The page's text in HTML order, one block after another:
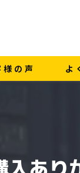
様の声 よ